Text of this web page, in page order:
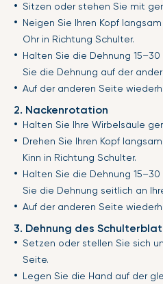
Sitzen oder stehen Sie mit
Neigen Sie Ihren Kopf
Ohr in Richtung Schulter.
Halten Sie die Dehnung
Sie die Dehnung auf der
Auf der anderen Seite
2. Nackenrotation
Halten Sie Ihre Wirbelsäule
Drehen Sie Ihren Kopf
Kinn in Richtung Schulter.
Halten Sie die Dehnung
Sie die Dehnung seitlich an
Auf der anderen Seite
3. Dehnung des
Setzen oder stellen Sie sich
Seite.
Legen Sie die Hand auf der